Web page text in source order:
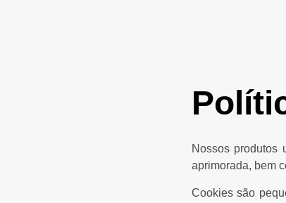
Nossos produtos
aprimorada, bem
Cookies são